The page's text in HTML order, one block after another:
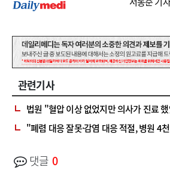
관련기사
법원 "혈압 이상 없었지만 의사가 진료
"폐렴 대응 잘못·감염 대응 적절, 병원 4
댓글 0